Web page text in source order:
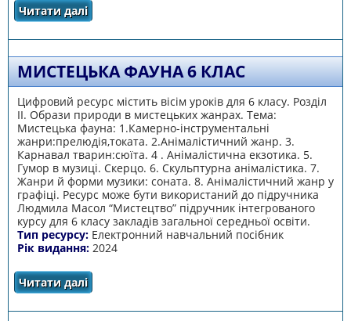
Читати даліпро Електронний підручник «Мистецтво»
МИСТЕЦЬКА ФАУНА 6 КЛАС
Цифровий ресурс містить вісім уроків для 6 класу. Розділ
ІІ. Образи природи в мистецьких жанрах. Тема:
Мистецька фауна: 1.Камерно-інструментальні
жанри:прелюдія,токата. 2.Анімалістичний жанр. 3.
Карнавал тварин:сюїта. 4 . Анімалістична екзотика. 5.
Гумор в музиці. Скерцо. 6. Скульптурна анімалістика. 7.
Жанри й форми музики: соната. 8. Анімалістичний жанр у
графіці. Ресурс може бути використаний до підручника
Людмила Масол “Мистецтво” підручник інтегрованого
курсу для 6 класу закладів загальної середньої освіти.
Тип ресурсу: Електронний навчальний посібник
Рік видання: 2024
Читати даліпро Мистецька фауна 6 клас